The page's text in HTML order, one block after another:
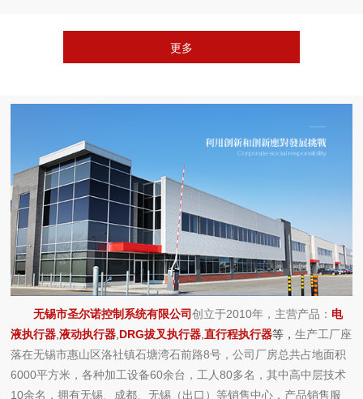
更多
无锡市圣尔诺控制系统有限公司创立于2010年，主营产品： 电
液执行器 ,液动执行器 DRG拔叉执行器 ,直行程执行器等，生产工厂座
落在无锡市惠山区洛社镇石塘湾石前路8号 ，公司厂房总共占地面积
6000平方米，各种加工设备60余台，工人80多名，其中高中层技术
10余名，拥有无锡、成都、无锡（出口）等销售中心，产品销售服